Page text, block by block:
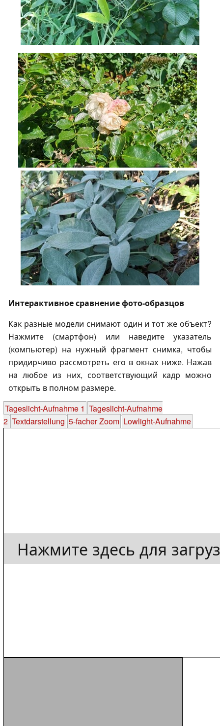
Интерактивное сравнение фото-образцов
Как разные модели снимают один и тот же объект?
Нажмите (смартфон) или наведите указатель
(компьютер) на нужный фрагмент снимка, чтобы
придирчиво рассмотреть его в окнах ниже. Нажав
на любое из них, соответствующий кадр можно
открыть в полном размере.
Tageslicht-Aufnahme 1 Tageslicht-Aufnahme
2 Textdarstellung 5-facher Zoom Lowlight-Aufnahme
Нажмите здесь для